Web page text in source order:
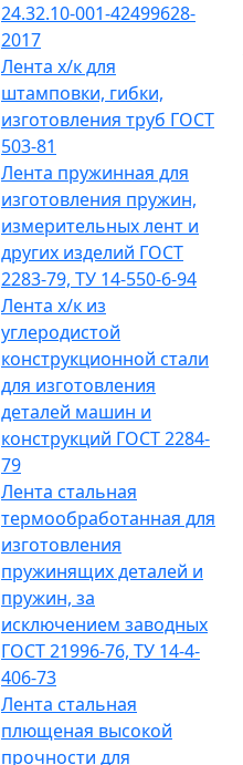
24.32.10-001-42499628-
2017
Лента х/к для
штамповки, гибки,
изготовления труб ГОСТ
503-81
Лента пружинная для
изготовления пружин,
измерительных лент и
других изделий ГОСТ
2283-79, ТУ 14-550-6-94
Лента х/к из
углеродистой
конструкционной стали
для изготовления
деталей машин и
конструкций ГОСТ 2284-
79
Лента стальная
термообработанная для
изготовления
пружинящих деталей и
пружин, за
исключением заводных
ГОСТ 21996-76, ТУ 14-4-
406-73
Лента стальная
плющеная высокой
прочности для